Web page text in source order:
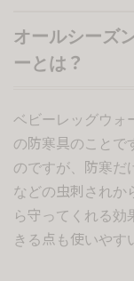
オールシーズ
ーとは？
ベビーレッグウォ
の防寒具のことで
のですが、防寒だ
などの虫刺されか
ら守ってくれる効
きる点も使いやす